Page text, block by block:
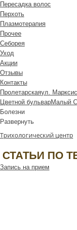
Пересадка волос
Перхоть
Плазмотерапия
Прочее
Себорея
Уход
Акции
Отзывы
Контакты
Пролетарскаяул.
Цветной бульварМалый
Болезни
Развернуть
Трихологический центр
СТАТЬИ ПО
Запись на прием